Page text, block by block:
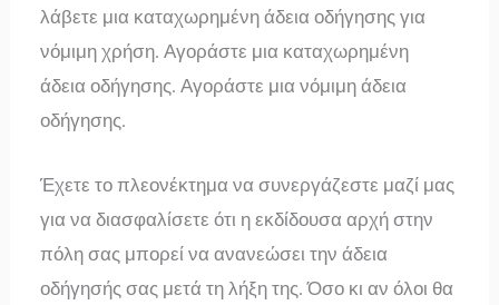
λάβετε μια καταχωρημένη άδεια οδήγησης για
νόμιμη χρήση. Αγοράστε μια καταχωρημένη
άδεια οδήγησης. Αγοράστε μια νόμιμη άδεια
οδήγησης.
Έχετε το πλεονέκτημα να συνεργάζεστε μαζί μας
για να διασφαλίσετε ότι η εκδίδουσα αρχή στην
πόλη σας μπορεί να ανανεώσει την άδεια
οδήγησής σας μετά τη λήξη της. Όσο κι αν όλοι θα